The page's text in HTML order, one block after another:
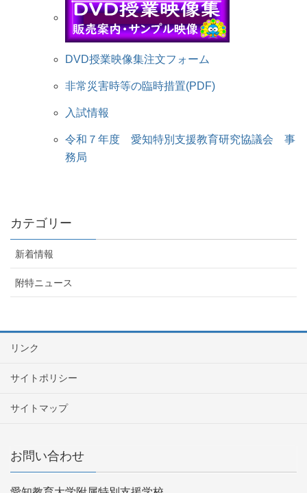
DVD授業映像集注文フォーム
非常災害時等の臨時措置(PDF)
入試情報
令和７年度 愛知特別支援教育研究協議会 事
務局
カテゴリー
新着情報
附特ニュース
リンク
サイトポリシー
サイトマップ
お問い合わせ